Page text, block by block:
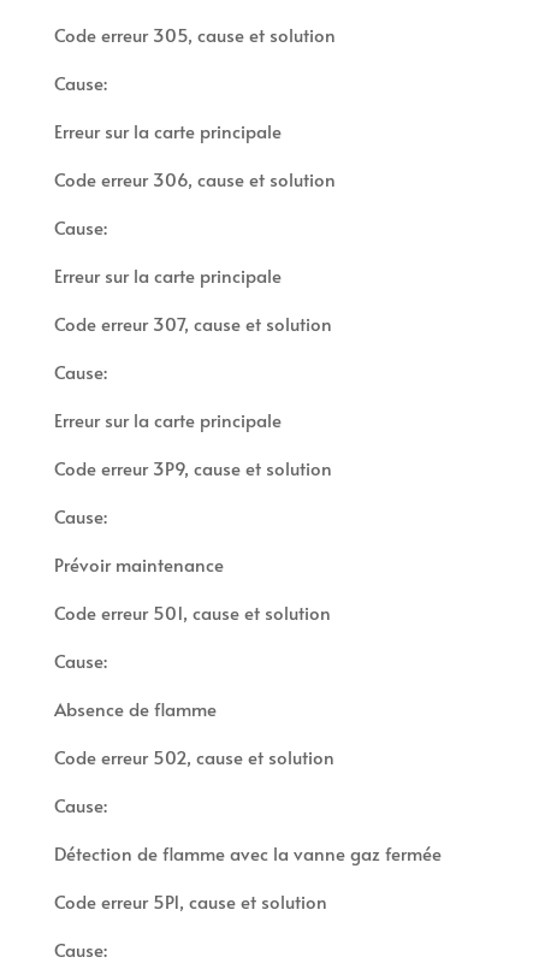
Code erreur 305, cause et solution
Cause:
Erreur sur la carte principale
Code erreur 306, cause et solution
Cause:
Erreur sur la carte principale
Code erreur 307, cause et solution
Cause:
Erreur sur la carte principale
Code erreur 3P9, cause et solution
Cause:
Prévoir maintenance
Code erreur 501, cause et solution
Cause:
Absence de flamme
Code erreur 502, cause et solution
Cause:
Détection de flamme avec la vanne gaz fermée
Code erreur 5P1, cause et solution
Cause: